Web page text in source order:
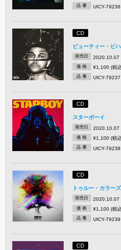
品 番 UICY-79236
CD
ビューティー・ビ
発売日 2020.10.07
価 格 ¥1,100 (税
品 番 UICY-79237
CD
スターボーイ
発売日 2020.10.07
価 格 ¥1,100 (税
品 番 UICY-79238
CD
トゥルー・カラーズ
発売日 2020.10.07
価 格 ¥1,100 (税
品 番 UICY-79239
CD